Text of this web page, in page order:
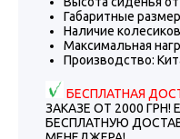
Габаритные
Наличие
Максимальная
Производство:
БЕСПЛАТНАЯ
ЗАКАЗЕ ОТ 2000 ГРН!
БЕСПЛАТНУЮ